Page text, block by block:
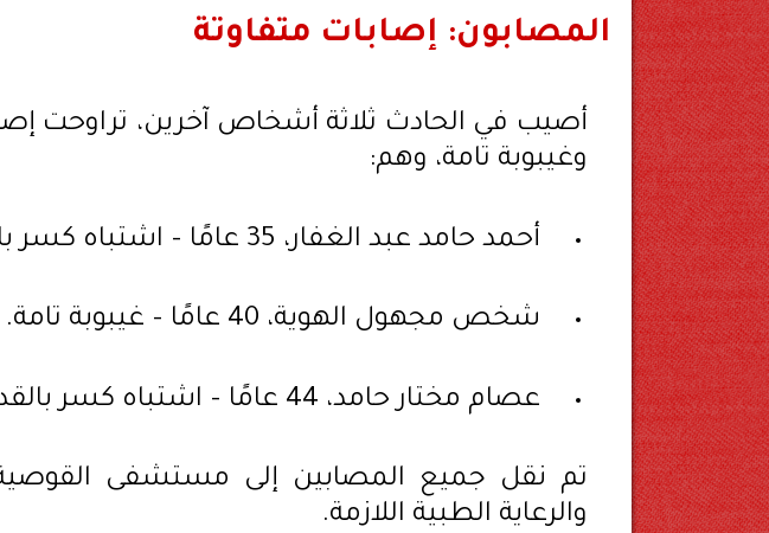
المصابون: إصابات متفاوتة
أصيب في الحادث ثلاثة أشخاص آخرين، تراوحت
وغيبوبة تامة، وهم:
أحمد حامد عبد الغفار، 35 عامًا – اشتباه كسر بالضلوع.
شخص مجهول الهوية، 40 عامًا – غيبوبة تامة.
عصام مختار حامد، 44 عامًا – اشتباه كسر بالقدمين.
تم نقل جميع المصابين إلى مستشفى القوصية
والرعاية الطبية اللازمة.